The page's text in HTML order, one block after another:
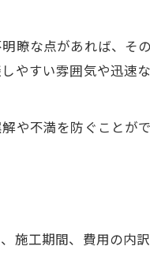
瞭な点があれば、そ
やすい雰囲気や迅速
や不満を防ぐことが
施工期間、費用の内